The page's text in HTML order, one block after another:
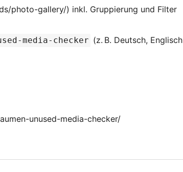
photo-gallery/) inkl. Gruppierung und Filter
media-checker (z. B. Deutsch, Englisch
unused-media-checker/